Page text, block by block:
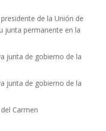
de la Unión de
junta permanente en la
junta de gobierno de la
junta de gobierno de la
Carmen